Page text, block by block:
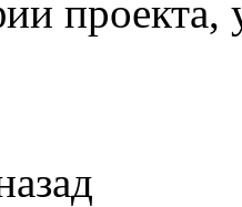
проекта,